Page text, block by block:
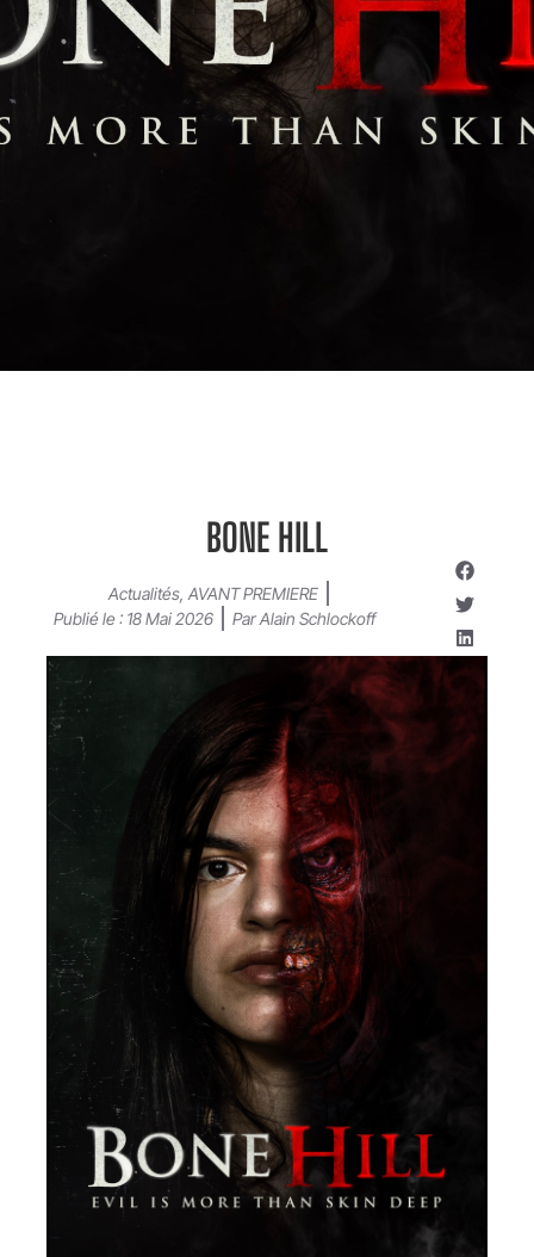
BONE HILL
Actualités,AVANT PREMIERE
Publié le : 18 Mai 2026 ParAlain Schlockoff